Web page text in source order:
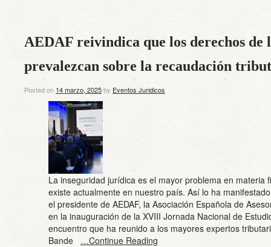
AEDAF reivindica que los derechos de
prevalezcan sobre la recaudación
Posted on 14 marzo, 2025by Eventos Juridicos
La inseguridad jurídica es el mayor problema en materia
existe actualmente en nuestro país. Así lo ha
el presidente de AEDAF, la Asociación Española de
en la inauguración de la XVIII Jornada Nacional de
encuentro que ha reunido a los mayores expertos
Bande …Continue Reading